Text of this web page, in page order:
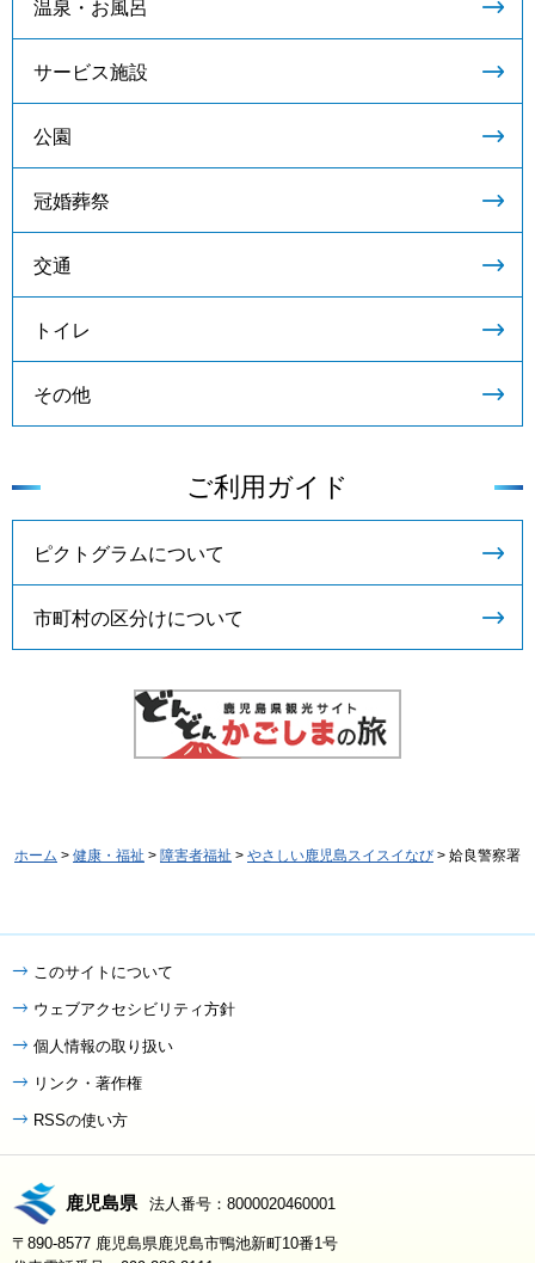
温泉・お風呂
サービス施設
公園
冠婚葬祭
交通
トイレ
その他
ご利用ガイド
ピクトグラムについて
市町村の区分けについて
ホーム > 健康・福祉 > 障害者福祉 > やさしい鹿児島スイスイなび > 姶良警察署
このサイトについて
ウェブアクセシビリティ方針
個人情報の取り扱い
リンク・著作権
RSSの使い方
鹿児島県 法人番号：8000020460001
〒890-8577 鹿児島県鹿児島市鴨池新町10番1号